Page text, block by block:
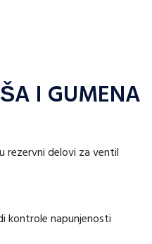
I GUMENA
rezervni delovi za ventil
kontrole napunjenosti